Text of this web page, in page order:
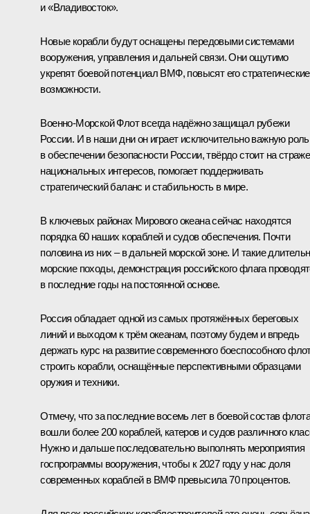
и «Владивосток».
Новые корабли будут оснащены передовыми системами
вооружения, управления и дальней связи. Они ощутимо
укрепят боевой потенциал ВМФ, повысят его стратегические
возможности.
Военно-Морской Флот всегда надёжно защищал рубежи
России. И в наши дни он играет исключительно важную роль
в обеспечении безопасности России, твёрдо стоит на страже
национальных интересов, помогает поддерживать
стратегический баланс и стабильность в мире.
В ключевых районах Мирового океана сейчас находятся
порядка 60 наших кораблей и судов обеспечения. Почти
половина из них – в дальней морской зоне. И такие
морские походы, демонстрация российского флага
в последние годы на постоянной основе.
Россия обладает одной из самых протяжённых береговых
линий и выходом к трём океанам, поэтому будем и впредь
держать курс на развитие современного боеспособного
строить корабли, оснащённые перспективными образцами
оружия и техники.
Отмечу, что за последние восемь лет в боевой состав
вошли более 200 кораблей, катеров и судов различного
Нужно и дальше последовательно выполнять мероприятия
госпрограммы вооружения, чтобы к 2027 году у нас доля
современных кораблей в ВМФ превысила 70 процентов.